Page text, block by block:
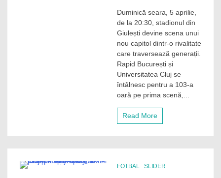
fierbe
din
nou!
Rapid
„U”
Cluj,
episodul
cu
numărul
un
fotbalului
Duminică seara, 5 aprilie,
de la 20:30, stadionul din
Giulești devine scena unui
nou capitol dintr-o rivalitate
care traversează generații.
Rapid București și
Universitatea Cluj se
întâlnesc pentru a 103-a
oară pe prima scenă,...
Read More
FOTBAL SLIDER